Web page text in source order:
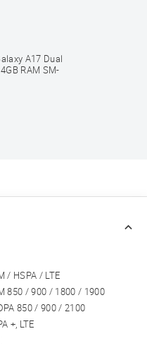
A17 Dual
RAM SM-
/ HSPA / LTE
850 / 900 / 1800 / 1900
850 / 900 / 2100
+, LTE